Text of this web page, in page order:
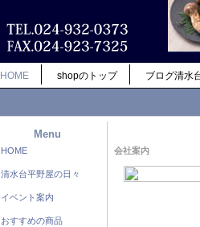
HOME shopのトップ ブログ清水
Menu
HOME
清水台平野屋の日々
イベント案内
おすすめの商品
会社案内